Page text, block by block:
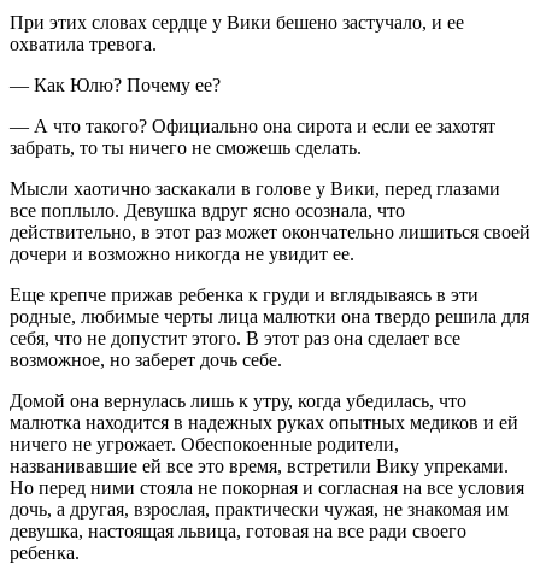
При этих словах сердце у Вики бешено застучало, и ее
охватила тревога.
— Как Юлю? Почему ее?
— А что такого? Официально она сирота и если ее захотят
забрать, то ты ничего не сможешь сделать.
Мысли хаотично заскакали в голове у Вики, перед глазами
все поплыло. Девушка вдруг ясно осознала, что
действительно, в этот раз может окончательно лишиться своей
дочери и возможно никогда не увидит ее.
Еще крепче прижав ребенка к груди и вглядываясь в эти
родные, любимые черты лица малютки она твердо решила для
себя, что не допустит этого. В этот раз она сделает все
возможное, но заберет дочь себе.
Домой она вернулась лишь к утру, когда убедилась, что
малютка находится в надежных руках опытных медиков и ей
ничего не угрожает. Обеспокоенные родители,
названивавшие ей все это время, встретили Вику упреками.
Но перед ними стояла не покорная и согласная на все условия
дочь, а другая, взрослая, практически чужая, не знакомая им
девушка, настоящая львица, готовая на все ради своего
ребенка.